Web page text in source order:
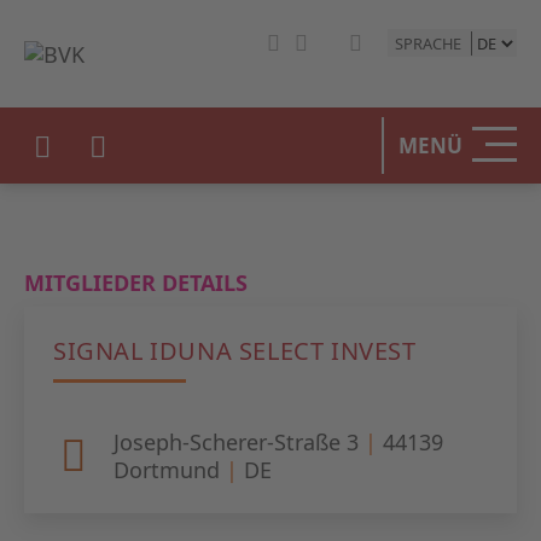
SPRACHE
MENÜ
MITGLIEDER DETAILS
SIGNAL IDUNA SELECT INVEST
Joseph-Scherer-Straße 3 | 44139
Dortmund | DE
DER